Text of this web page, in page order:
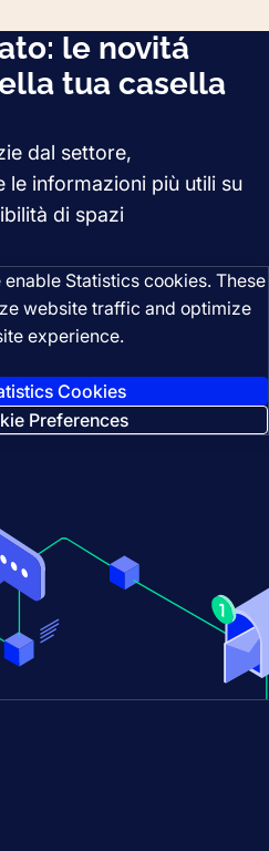
le novitá
tua casella
dal settore,
le informazioni più utili su
di spazi
Statistics cookies. These
website traffic and optimize
experience.
Cookies
Preferences